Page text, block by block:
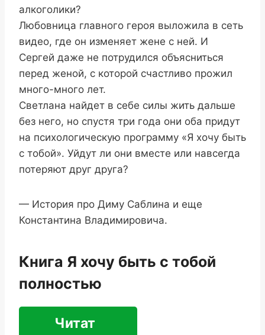
алкоголики?
Любовница главного героя выложила в сеть
видео, где он изменяет жене с ней. И
Сергей даже не потрудился объясниться
перед женой, с которой счастливо прожил
много-много лет.
Светлана найдет в себе силы жить дальше
без него, но спустя три года они оба придут
на психологическую программу «Я хочу быть
с тобой». Уйдут ли они вместе или навсегда
потеряют друг друга?
— История про Диму Саблина и еще
Константина Владимировича.
Книга Я хочу быть с тобой
полностью
Читат